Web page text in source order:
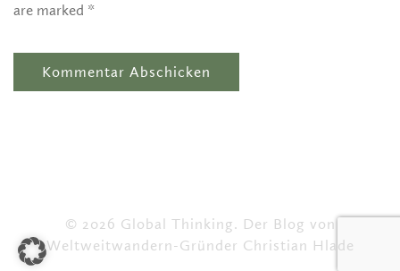
are marked *
© 2026 Global Thinking. Der Blog von
Weltweitwandern-Gründer Christian Hlade